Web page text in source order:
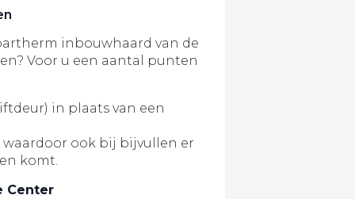
inbouwhaard van de
Voor u een aantal punten
in plaats van een
waardoor ook bij bijvullen er
komt.
Center